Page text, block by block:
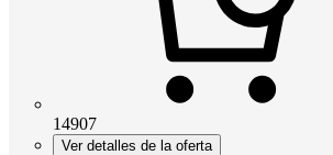
14907
Ver detalles de la oferta